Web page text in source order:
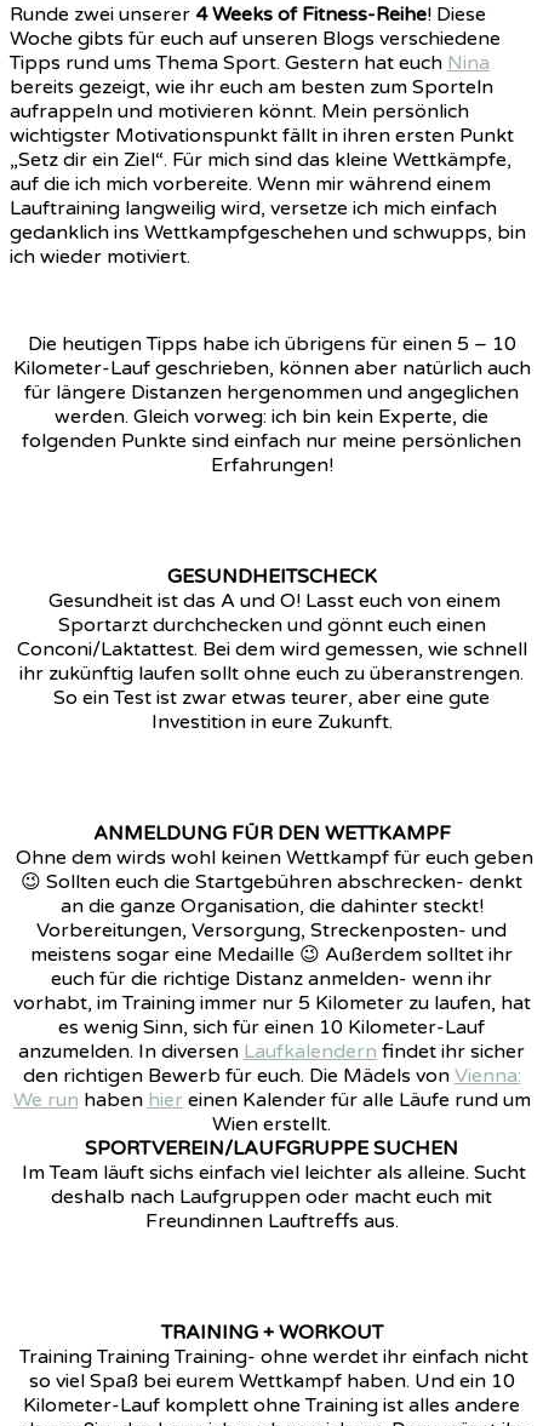
Runde zwei unserer 4 Weeks of Fitness-Reihe! Diese
Woche gibts für euch auf unseren Blogs verschiedene
Tipps rund ums Thema Sport. Gestern hat euch Nina
bereits gezeigt, wie ihr euch am besten zum Sporteln
aufrappeln und motivieren könnt. Mein persönlich
wichtigster Motivationspunkt fällt in ihren ersten Punkt
„Setz dir ein Ziel“. Für mich sind das kleine Wettkämpfe,
auf die ich mich vorbereite. Wenn mir während einem
Lauftraining langweilig wird, versetze ich mich einfach
gedanklich ins Wettkampfgeschehen und schwupps, bin
ich wieder motiviert.
Die heutigen Tipps habe ich übrigens für einen 5 – 10
Kilometer-Lauf geschrieben, können aber natürlich auch
für längere Distanzen hergenommen und angeglichen
werden. Gleich vorweg: ich bin kein Experte, die
folgenden Punkte sind einfach nur meine persönlichen
Erfahrungen!
GESUNDHEITSCHECK
Gesundheit ist das A und O! Lasst euch von einem
Sportarzt durchchecken und gönnt euch einen
Conconi/Laktattest. Bei dem wird gemessen, wie schnell
ihr zukünftig laufen sollt ohne euch zu überanstrengen.
So ein Test ist zwar etwas teurer, aber eine gute
Investition in eure Zukunft.
ANMELDUNG FÜR DEN WETTKAMPF
Ohne dem wirds wohl keinen Wettkampf für euch geben
😉 Sollten euch die Startgebühren abschrecken- denkt
an die ganze Organisation, die dahinter steckt!
Vorbereitungen, Versorgung, Streckenposten- und
meistens sogar eine Medaille 😉 Außerdem solltet ihr
euch für die richtige Distanz anmelden- wenn ihr
vorhabt, im Training immer nur 5 Kilometer zu laufen, hat
es wenig Sinn, sich für einen 10 Kilometer-Lauf
anzumelden. In diversen Laufkalendern findet ihr sicher
den richtigen Bewerb für euch. Die Mädels von Vienna:
We run haben hiereinen Kalender für alle Läufe rund um
Wien erstellt.
SPORTVEREIN/LAUFGRUPPE SUCHEN
Im Team läuft sichs einfach viel leichter als alleine. Sucht
deshalb nach Laufgruppen oder macht euch mit
Freundinnen Lauftreffs aus.
TRAINING + WORKOUT
Training Training Training- ohne werdet ihr einfach nicht
so viel Spaß bei eurem Wettkampf haben. Und ein 10
Kilometer-Lauf komplett ohne Training ist alles andere